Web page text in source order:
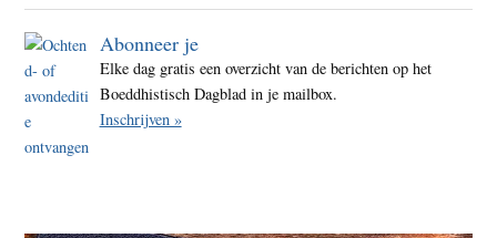
Abonneer je
Elke dag gratis een overzicht van de berichten op het
Boeddhistisch Dagblad in je mailbox.
Inschrijven »